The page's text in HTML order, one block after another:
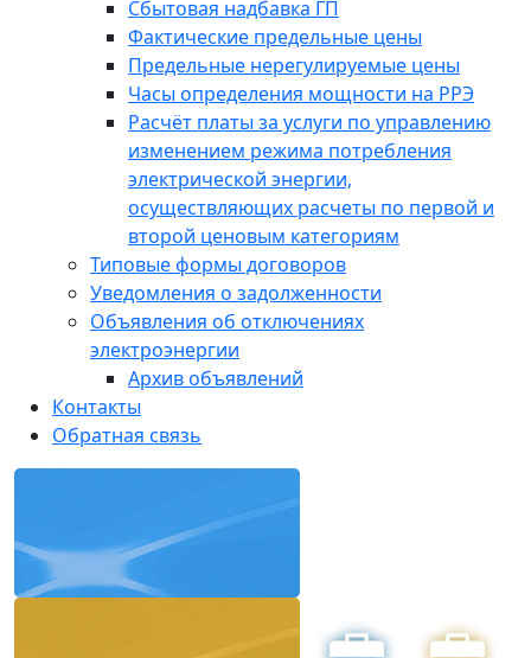
Сбытовая надбавка ГП
Фактические предельные цены
Предельные нерегулируемые цены
Часы определения мощности на РРЭ
Расчёт платы за услуги по управлению
изменением режима потребления
электрической энергии,
осуществляющих расчеты по первой и
второй ценовым категориям
Типовые формы договоров
Уведомления о задолженности
Объявления об отключениях
электроэнергии
Архив объявлений
Контакты
Обратная связь